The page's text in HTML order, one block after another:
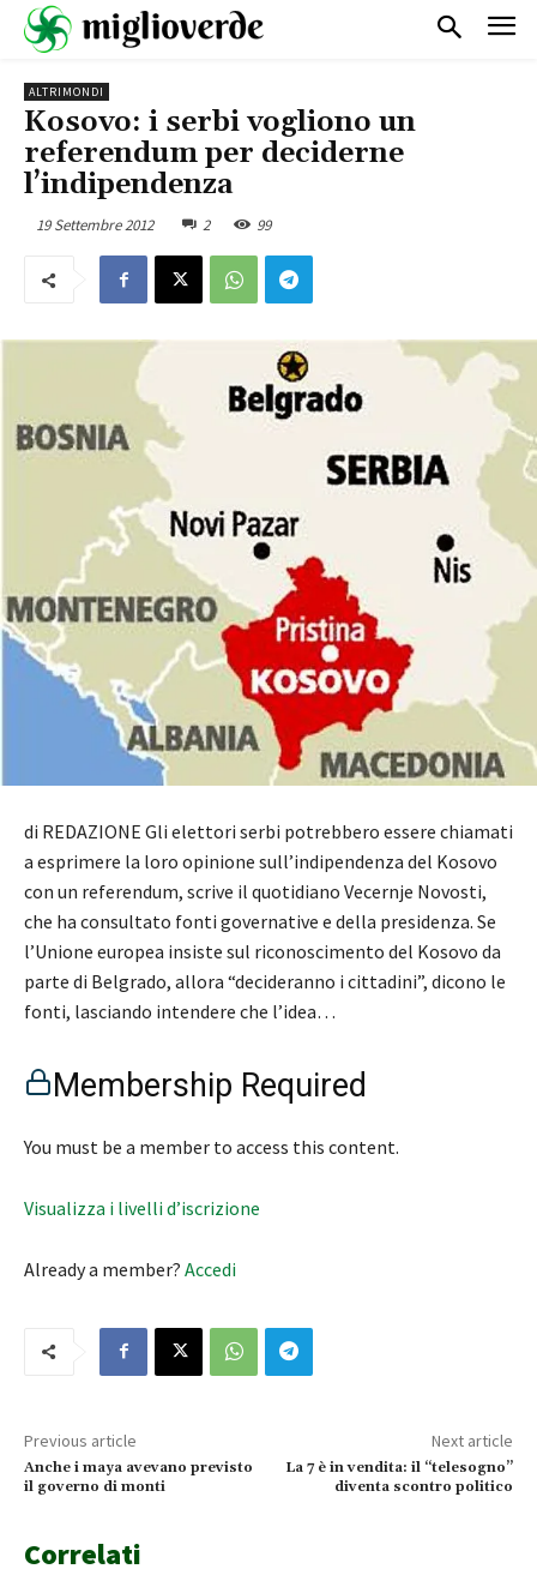
ALTRIMONDI
Kosovo: i serbi vogliono un
referendum per deciderne
l’indipendenza
19 Settembre 2012 2 99
di REDAZIONE Gli elettori serbi potrebbero essere chiamati
a esprimere la loro opinione sull’indipendenza del Kosovo
con un referendum, scrive il quotidiano Vecernje Novosti,
che ha consultato fonti governative e della presidenza. Se
l’Unione europea insiste sul riconoscimento del Kosovo da
parte di Belgrado, allora “decideranno i cittadini”, dicono le
fonti, lasciando intendere che l’idea…
Membership Required
You must be a member to access this content.
Visualizza i livelli d’iscrizione
Already a member? Accedi
Previous article
Anche i maya avevano previsto
il governo di monti
Next article
La 7 è in vendita: il “telesogno”
diventa scontro politico
Correlati